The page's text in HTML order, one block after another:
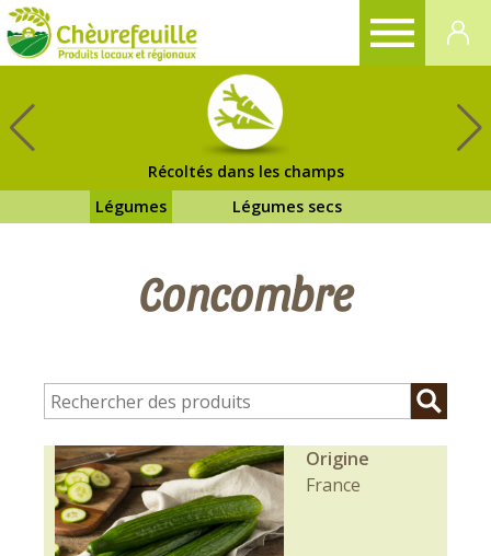
Récoltés dans les champs
Légumes
Légumes secs
Concombre
Origine
France